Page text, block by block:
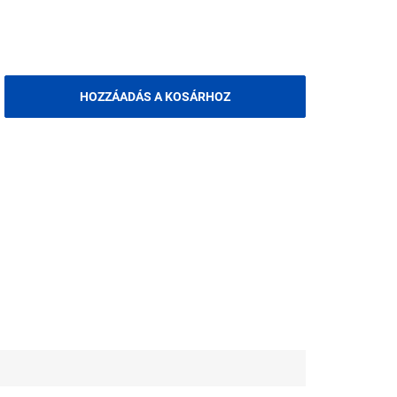
HOZZÁADÁS A KOSÁRHOZ